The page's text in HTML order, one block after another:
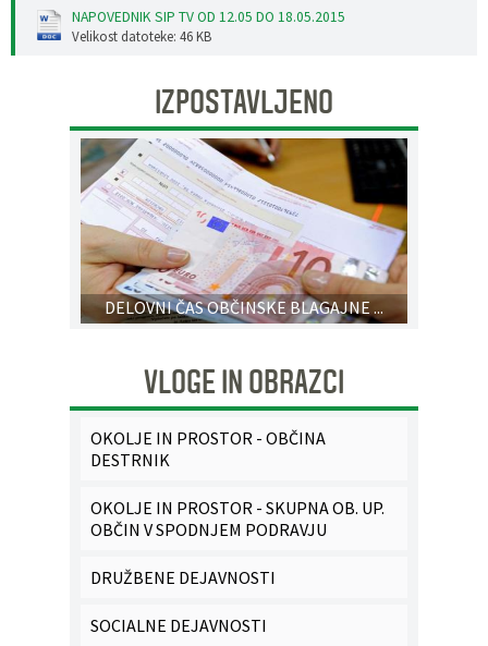
NAPOVEDNIK SIP TV OD 12.05 DO 18.05.2015
Velikost datoteke: 46 KB
IZPOSTAVLJENO
DELOVNI ČAS OBČINSKE BLAGAJNE ...
VLOGE IN OBRAZCI
OKOLJE IN PROSTOR - OBČINA
DESTRNIK
OKOLJE IN PROSTOR - SKUPNA OB. UP.
OBČIN V SPODNJEM PODRAVJU
DRUŽBENE DEJAVNOSTI
SOCIALNE DEJAVNOSTI
Pobratene občine
Varstvo osebnih podatkov
Katalog informacij javnega značaja
Strategije, programi
Glasilo Občan
Proračun občine
Lokalne volitve
Lokalna ponudba